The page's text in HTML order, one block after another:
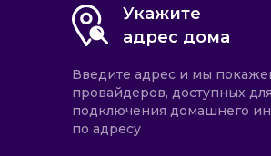
Укажите
адрес дома
Введите адрес и мы
провайдеров, доступных для
подключения домашнего
по адресу